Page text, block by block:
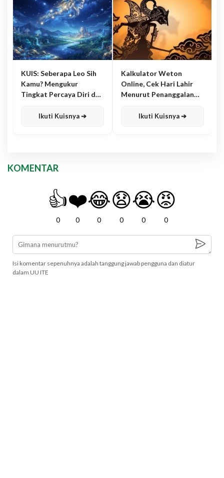
KUIS: Seberapa Leo Sih
Kamu? Mengukur
Tingkat Percaya Diri dan
Ikuti Kuisnya ➔
Kalkulator Weton
Online, Cek Hari Lahir
Menurut Penanggalan
Ikuti Kuisnya ➔
KOMENTAR
👍
0
❤️
0
😂
0
😧
0
😭
0
😡
0
Isi komentar sepenuhnya adalah tanggung jawab pengguna dan diatur
dalam UU ITE